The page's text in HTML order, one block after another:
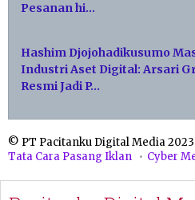
Pesanan hi…
Hashim Djojohadikusumo
Industri Aset Digital: Arsari
Resmi Jadi P…
© PT Pacitanku Digital Media 2023
Tata Cara Pasang Iklan
Cyber